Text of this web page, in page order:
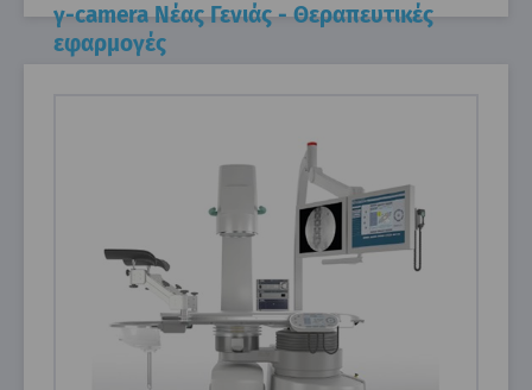
γ-camera Νέας Γενιάς - Θεραπευτικές
εφαρμογές